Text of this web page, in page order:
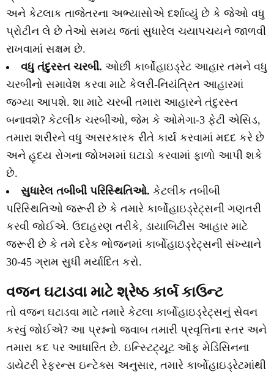
અને કેટલાક તાજેતરના અભ્યાસોએ દર્શાવ્યું છે કે જેઓ વધુ
પ્રોટીન લે છે તેઓ સમય જતાં સુધારેલ ચયાપચયને જાળવી
રાખવામાં સક્ષમ છે.
વધુ તંદુરસ્ત ચરબી. ઓછી કાર્બોહાઇડ્રેટ આહાર તમને વધુ
ચરબીનો સમાવેશ કરવા માટે કેલરી-નિયંત્રિત આહારમાં
જગ્યા આપશે. શા માટે ચરબી તમારા આહારને તંદુરસ્ત
બનાવશે? કેટલીક ચરબીઓ, જેમ કે ઓમેગા-3 ફેટી એસિડ,
તમારા શરીરને વધુ અસરકારક રીતે કાર્ય કરવામાં મદદ કરે છે
અને હૃદય રોગના જોખમમાં ઘટાડો કરવામાં ફાળો આપી શકે
છે.
સુધારેલ તબીબી પરિસ્થિતિઓ. કેટલીક તબીબી
પરિસ્થિતિઓ જરૂરી છે કે તમારે કાર્બોહાઇડ્રેટ્સની ગણતરી
કરવી જોઈએ. ઉદાહરણ તરીકે, ડાયાબિટીસ આહાર માટે
જરૂરી છે કે તમે દરેક ભોજનમાં કાર્બોહાઇડ્રેટ્સની સંખ્યાને
30-45 ગ્રામ સુધી મર્યાદિત કરો.
વજન ઘટાડવા માટે શ્રેષ્ઠ કાર્બ કાઉન્ટ
તો વજન ઘટાડવા માટે તમારે કેટલા કાર્બોહાઇડ્રેટ્સનું સેવન
કરવું જોઈએ? આ પ્રશ્નનો જવાબ તમારી પ્રવૃત્તિના સ્તર અને
તમારા કદ પર આધારિત છે. ઇન્સ્ટિટ્યૂટ ઑફ મેડિસિનના
ડાયેટરી રેફરન્સ ઇન્ટેક્સ અનુસાર, તમારે કાર્બોહાઇડ્રેટમાંથી